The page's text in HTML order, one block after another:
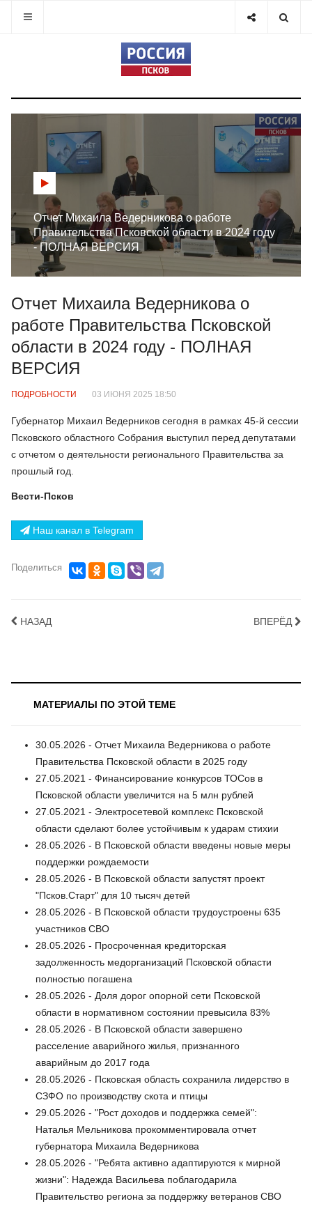
Отчет Михаила Ведерникова о работе
Правительства Псковской области в 2024 году
- ПОЛНАЯ ВЕРСИЯ
Отчет Михаила Ведерникова о
работе Правительства Псковской
области в 2024 году - ПОЛНАЯ
ВЕРСИЯ
ПОДРОБНОСТИ 03 ИЮНЯ 2025 18:50
Губернатор Михаил Ведерников сегодня в рамках 45-й сессии
Псковского областного Собрания выступил перед депутатами
с отчетом о деятельности регионального Правительства за
прошлый год.
Вести-Псков
Наш канал в Telegram
Поделиться
НАЗАД ВПЕРЁД
МАТЕРИАЛЫ ПО ЭТОЙ ТЕМЕ
30.05.2026 - Отчет Михаила Ведерникова о работе
Правительства Псковской области в 2025 году
27.05.2021 - Финансирование конкурсов ТОСов в
Псковской области увеличится на 5 млн рублей
27.05.2021 - Электросетевой комплекс Псковской
области сделают более устойчивым к ударам стихии
28.05.2026 - В Псковской области введены новые меры
поддержки рождаемости
28.05.2026 - В Псковской области запустят проект
"Псков.Старт" для 10 тысяч детей
28.05.2026 - В Псковской области трудоустроены 635
участников СВО
28.05.2026 - Просроченная кредиторская
задолженность медорганизаций Псковской области
полностью погашена
28.05.2026 - Доля дорог опорной сети Псковской
области в нормативном состоянии превысила 83%
28.05.2026 - В Псковской области завершено
расселение аварийного жилья, признанного
аварийным до 2017 года
28.05.2026 - Псковская область сохранила лидерство в
СЗФО по производству скота и птицы
29.05.2026 - "Рост доходов и поддержка семей":
Наталья Мельникова прокомментировала отчет
губернатора Михаила Ведерникова
28.05.2026 - "Ребята активно адаптируются к мирной
жизни": Надежда Васильева поблагодарила
Правительство региона за поддержку ветеранов СВО